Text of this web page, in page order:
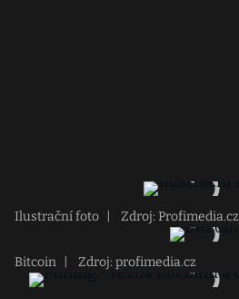
Ilustrační foto Zdroj: Profimedia.cz
Bitcoin Zdroj: profimedia.cz